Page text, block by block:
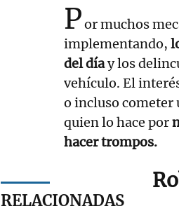
Por muchos
implementando,
del díay los
vehículo. El
o incluso cometer
quien lo hace por
hacer trompos.
RELACIONADAS